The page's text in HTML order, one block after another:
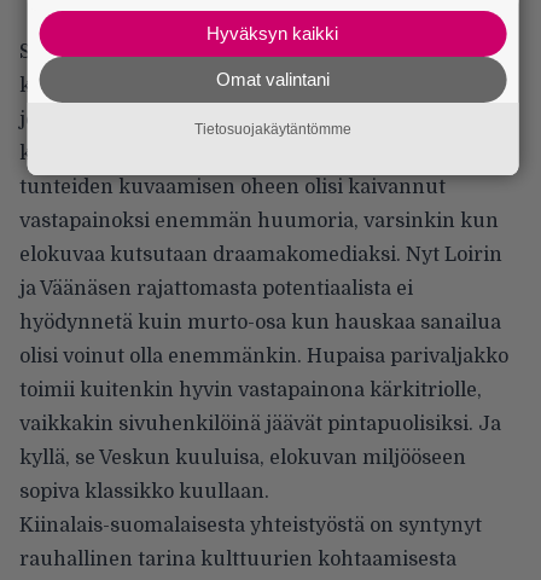
Surullisistakin hahmotaustoista huolimatta
kyseessä on sympaattinen hyvän mielen elokuva,
josta tulee kotoisa olo. Silti henkilöhahmojen
kokemien raskaiden asioiden käsittelyn ja vahvojen
tunteiden kuvaamisen oheen olisi kaivannut
vastapainoksi enemmän huumoria, varsinkin kun
elokuvaa kutsutaan draamakomediaksi. Nyt Loirin
ja Väänäsen rajattomasta potentiaalista ei
hyödynnetä kuin murto-osa kun hauskaa sanailua
olisi voinut olla enemmänkin. Hupaisa parivaljakko
toimii kuitenkin hyvin vastapainona kärkitriolle,
vaikkakin sivuhenkilöinä jäävät pintapuolisiksi. Ja
kyllä, se Veskun kuuluisa, elokuvan miljööseen
sopiva klassikko kuullaan.
Kiinalais-suomalaisesta yhteistyöstä on syntynyt
rauhallinen tarina kulttuurien kohtaamisesta
Hyväksyn kaikki
Omat valintani
Tietosuojakäytäntömme